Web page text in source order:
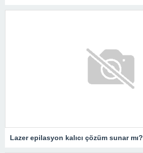
Lazer epilasyon kalıcı çözüm sunar mı?